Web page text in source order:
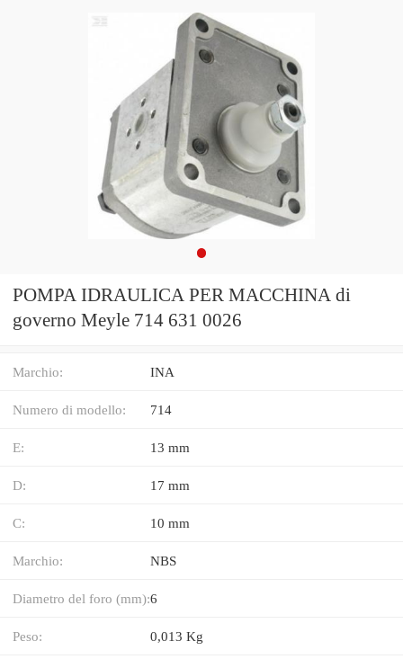
POMPA IDRAULICA PER MACCHINA di
governo Meyle 714 631 0026
Marchio: INA
Numero di modello: 714
E: 13 mm
D: 17 mm
C: 10 mm
Marchio: NBS
Diametro del foro (mm):6
Peso: 0,013 Kg